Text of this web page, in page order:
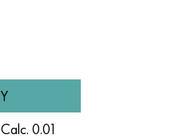
Y
Calc. 0.01